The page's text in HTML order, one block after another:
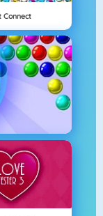
Connect